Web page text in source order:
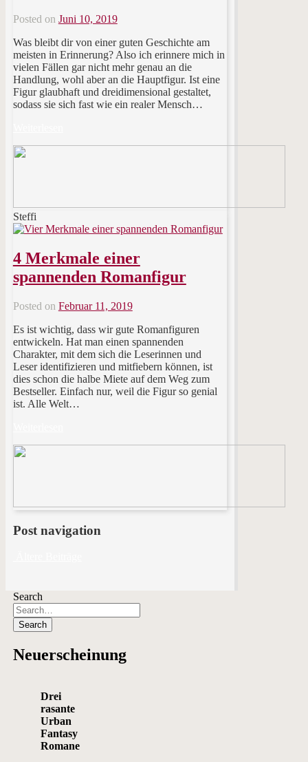
Posted on Juni 10, 2019
Was bleibt dir von einer guten Geschichte am
meisten in Erinnerung? Also ich erinnere mich in
vielen Fällen gar nicht mehr genau an die
Handlung, wohl aber an die Hauptfigur. Ist eine
Figur glaubhaft und dreidimensional gestaltet,
sodass sie sich fast wie ein realer Mensch…
Steffi
4 Merkmale einer
spannenden Romanfigur
Posted on Februar 11, 2019
Es ist wichtig, dass wir gute Romanfiguren
entwickeln. Hat man einen spannenden
Charakter, mit dem sich die Leserinnen und
Leser identifizieren und mitfiebern können, ist
dies schon die halbe Miete auf dem Weg zum
Bestseller. Einfach nur, weil die Figur so genial
ist. Alle Welt…
Post navigation
Search
Neuerscheinung
Drei
rasante
Urban
Fantasy
Romane